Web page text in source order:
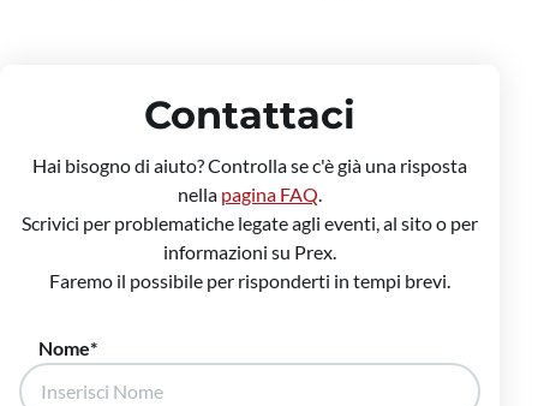
Contattaci
Hai bisogno di aiuto? Controlla se c'è già una risposta
nella pagina FAQ
Scrivici per problematiche legate agli eventi, al sito o per
informazioni su Prex.
Faremo il possibile per risponderti in tempi brevi.
Nome